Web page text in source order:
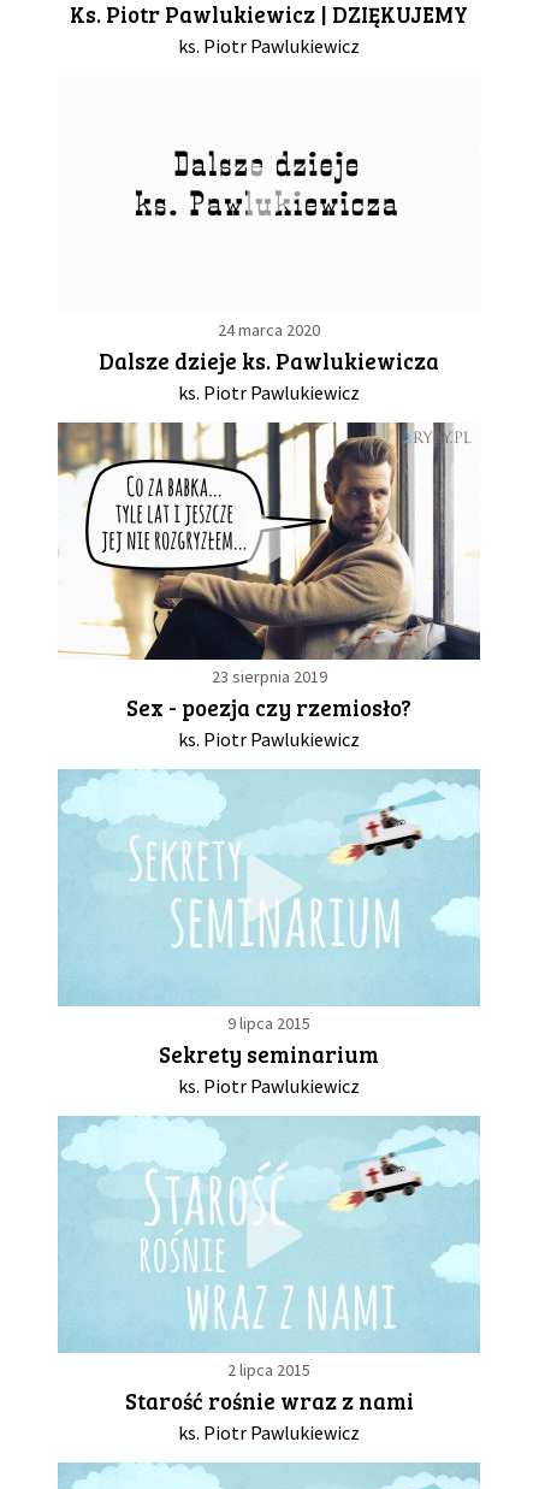
WESPRZYJ NAS
NEWSLETTER
DLA MEDIÓW
KONTAKT
Ks. Piotr Pawlukiewicz | DZIĘKUJEMY
ks. Piotr Pawlukiewicz
24 marca 2020
Dalsze dzieje ks. Pawlukiewicza
ks. Piotr Pawlukiewicz
23 sierpnia 2019
Sex - poezja czy rzemiosło?
ks. Piotr Pawlukiewicz
9 lipca 2015
Sekrety seminarium
ks. Piotr Pawlukiewicz
2 lipca 2015
Starość rośnie wraz z nami
ks. Piotr Pawlukiewicz